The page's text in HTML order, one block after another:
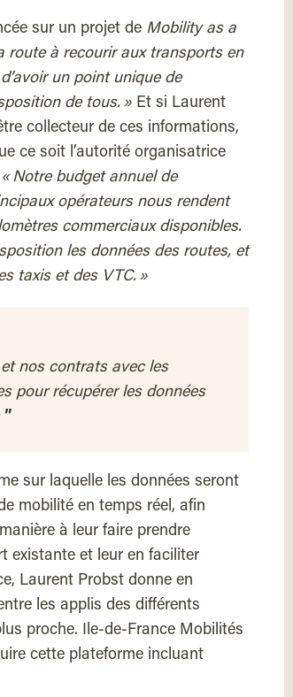
sur un projet de Mobility as a
route à recourir aux transports en
un point unique de
de tous. » Et si Laurent
collecteur de ces informations,
ce soit l’autorité organisatrice
« Notre budget annuel de
opérateurs nous rendent
commerciaux disponibles.
les données des routes, et
taxis et des VTC. »
nos contrats avec les
pour récupérer les données
”
sur laquelle les données seront
mobilité en temps réel, afin
à leur faire prendre
existante et leur en faciliter
Laurent Probst donne en
les applis des différents
proche. Ile-de-France Mobilités
cette plateforme incluant